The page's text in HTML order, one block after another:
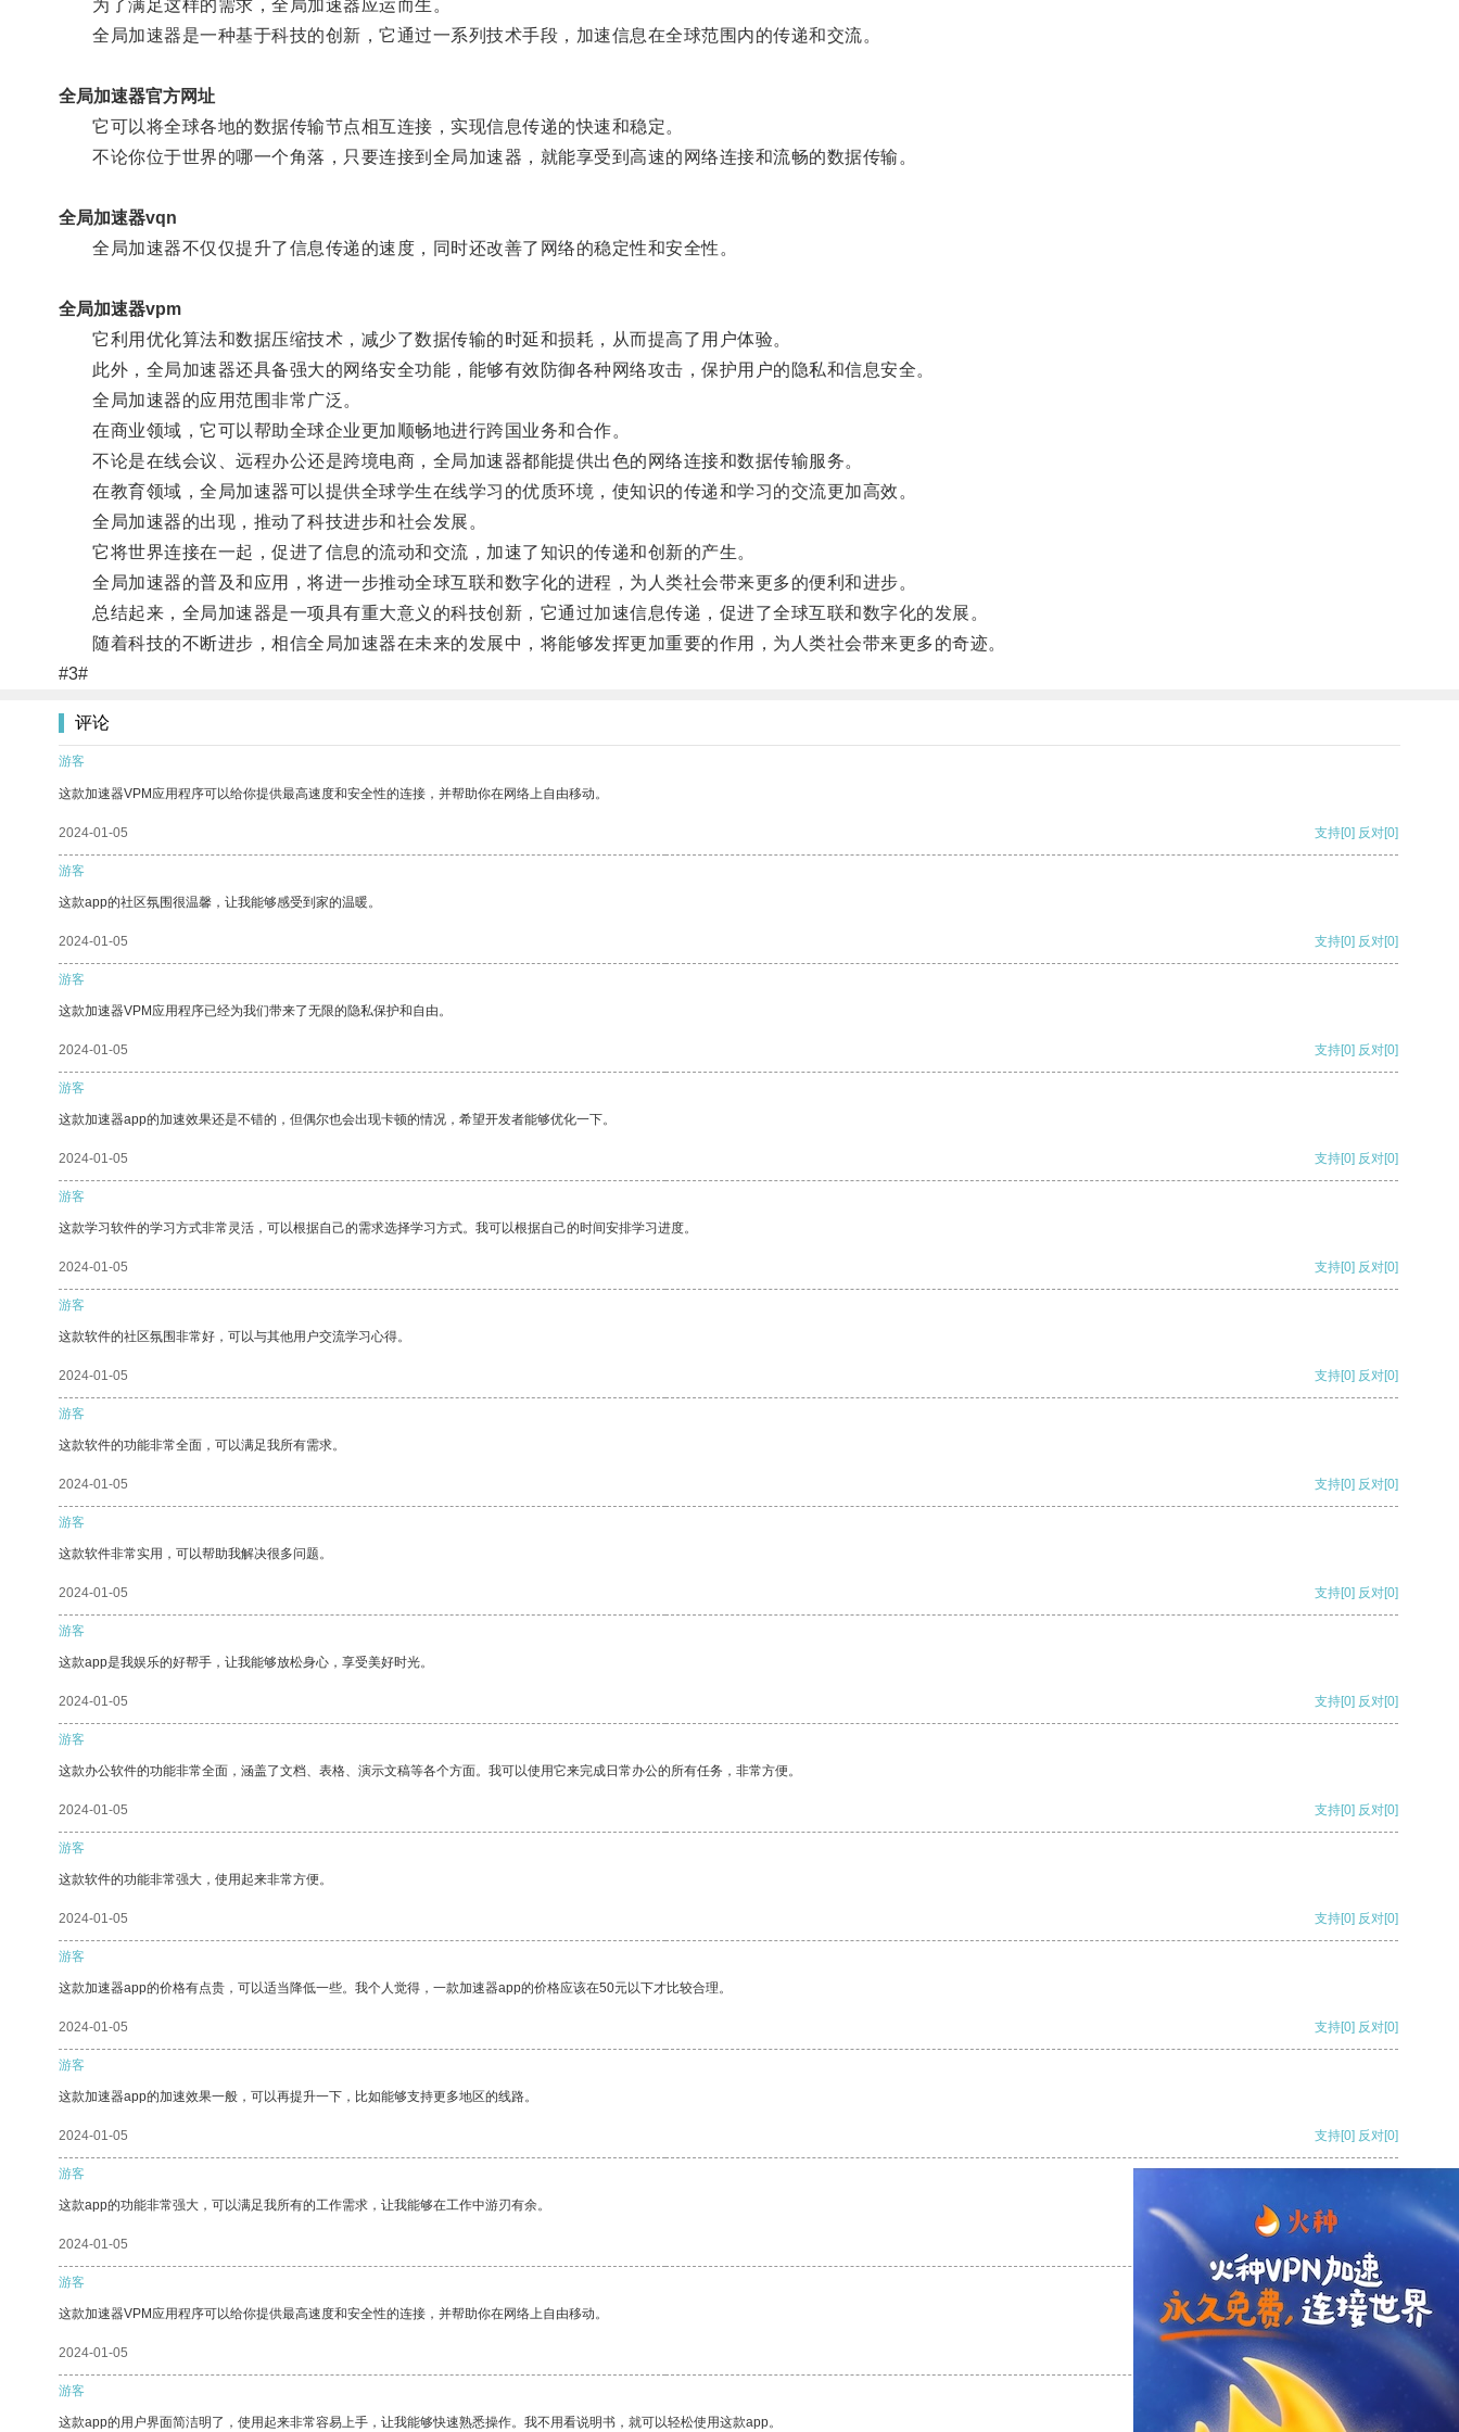
为了满足这样的需求，全局加速器应运而生。
全局加速器是一种基于科技的创新，它通过一系列技术手段，加速信息在全球范围内的传递和交流。
全局加速器官方网址
它可以将全球各地的数据传输节点相互连接，实现信息传递的快速和稳定。
不论你位于世界的哪一个角落，只要连接到全局加速器，就能享受到高速的网络连接和流畅的数据传输。
全局加速器vqn
全局加速器不仅仅提升了信息传递的速度，同时还改善了网络的稳定性和安全性。
全局加速器vpm
它利用优化算法和数据压缩技术，减少了数据传输的时延和损耗，从而提高了用户体验。
此外，全局加速器还具备强大的网络安全功能，能够有效防御各种网络攻击，保护用户的隐私和信息安全。
全局加速器的应用范围非常广泛。
在商业领域，它可以帮助全球企业更加顺畅地进行跨国业务和合作。
不论是在线会议、远程办公还是跨境电商，全局加速器都能提供出色的网络连接和数据传输服务。
在教育领域，全局加速器可以提供全球学生在线学习的优质环境，使知识的传递和学习的交流更加高效。
全局加速器的出现，推动了科技进步和社会发展。
它将世界连接在一起，促进了信息的流动和交流，加速了知识的传递和创新的产生。
全局加速器的普及和应用，将进一步推动全球互联和数字化的进程，为人类社会带来更多的便利和进步。
总结起来，全局加速器是一项具有重大意义的科技创新，它通过加速信息传递，促进了全球互联和数字化的发展。
随着科技的不断进步，相信全局加速器在未来的发展中，将能够发挥更加重要的作用，为人类社会带来更多的奇迹。
#3#
评论
游客
这款加速器VPM应用程序可以给你提供最高速度和安全性的连接，并帮助你在网络上自由移动。
2024-01-05 支持[0] 反对[0]
游客
这款app的社区氛围很温馨，让我能够感受到家的温暖。
2024-01-05 支持[0] 反对[0]
游客
这款加速器VPM应用程序已经为我们带来了无限的隐私保护和自由。
2024-01-05 支持[0] 反对[0]
游客
这款加速器app的加速效果还是不错的，但偶尔也会出现卡顿的情况，希望开发者能够优化一下。
2024-01-05 支持[0] 反对[0]
游客
这款学习软件的学习方式非常灵活，可以根据自己的需求选择学习方式。我可以根据自己的时间安排学习进度。
2024-01-05 支持[0] 反对[0]
游客
这款软件的社区氛围非常好，可以与其他用户交流学习心得。
2024-01-05 支持[0] 反对[0]
游客
这款软件的功能非常全面，可以满足我所有需求。
2024-01-05 支持[0] 反对[0]
游客
这款软件非常实用，可以帮助我解决很多问题。
2024-01-05 支持[0] 反对[0]
游客
这款app是我娱乐的好帮手，让我能够放松身心，享受美好时光。
2024-01-05 支持[0] 反对[0]
游客
这款办公软件的功能非常全面，涵盖了文档、表格、演示文稿等各个方面。我可以使用它来完成日常办公的所有任务，非常方便。
2024-01-05 支持[0] 反对[0]
游客
这款软件的功能非常强大，使用起来非常方便。
2024-01-05 支持[0] 反对[0]
游客
这款加速器app的价格有点贵，可以适当降低一些。我个人觉得，一款加速器app的价格应该在50元以下才比较合理。
2024-01-05 支持[0] 反对[0]
游客
这款加速器app的加速效果一般，可以再提升一下，比如能够支持更多地区的线路。
2024-01-05 支持[0] 反对[0]
游客
这款app的功能非常强大，可以满足我所有的工作需求，让我能够在工作中游刃有余。
2024-01-05
游客
这款加速器VPM应用程序可以给你提供最高速度和安全性的连接，并帮助你在网络上自由移动。
2024-01-05 反对
游客
这款app的用户界面简洁明了，使用起来非常容易上手，让我能够快速熟悉操作。我不用看说明书，就可以轻松使用这款app。